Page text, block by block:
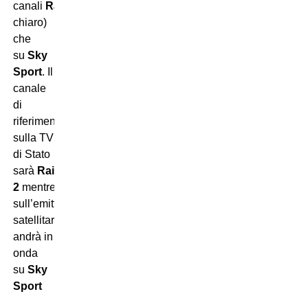
canali Rai
chiaro)
che
su Sky
Sport. Il
canale
di
riferimento
sulla TV
di Stato
sarà Rai
2mentre
sull’emittente
satellitare
andrà in
onda
su Sky
Sport